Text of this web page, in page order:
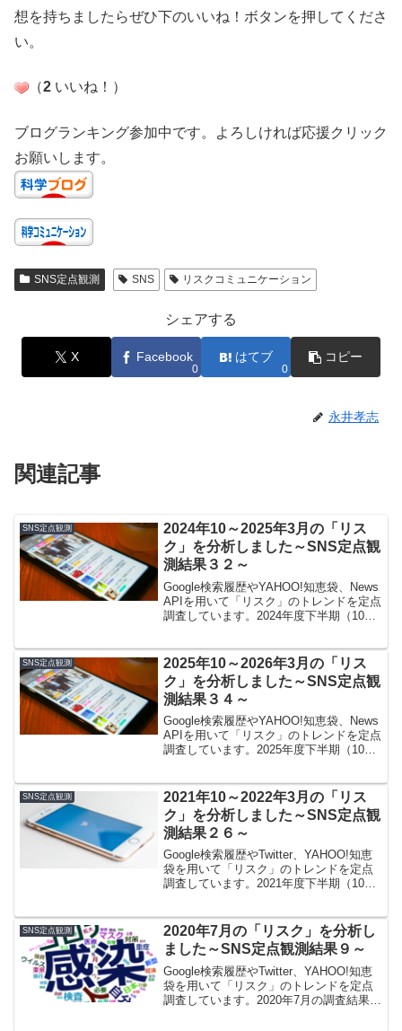
想を持ちましたらぜひ下のいいね！ボタンを押してくださ
い。
（2 いいね！ ）
ブログランキング参加中です。よろしければ応援クリック
お願いします。
SNS定点観測 SNS リスクコミュニケーション
シェアする
X Facebook
0
はてブ
0
コピー
永井孝志
関連記事
SNS定点観測
2024年10～2025年3月の「リス
ク」を分析しました～SNS定点観
測結果３２～
Google検索履歴やYAHOO!知恵袋、News
APIを用いて「リスク」のトレンドを定点
調査しています。2024年度下半期（10～
なうリスクがトレンドに入っています。
SNS定点観測
2025年10～2026年3月の「リス
ク」を分析しました～SNS定点観
測結果３４～
Google検索履歴やYAHOO!知恵袋、News
APIを用いて「リスク」のトレンドを定点
調査しています。2025年度下半期（10～
エージェント、熊などがトレンドに入っ
ています。
SNS定点観測
2021年10～2022年3月の「リス
ク」を分析しました～SNS定点観
測結果２６～
Google検索履歴やTwitter、YAHOO!知恵
袋を用いて「リスク」のトレンドを定点
調査しています。2021年度下半期（10～
による第6波->ロシアによるウクライナ侵
攻とリスクのトレンドが移り変わったこ
とがデータで示されました。
SNS定点観測
2020年7月の「リスク」を分析し
ました～SNS定点観測結果９～
Google検索履歴やTwitter、YAHOO!知恵
袋を用いて「リスク」のトレンドを定点
調査しています。2020年7月の調査結果か